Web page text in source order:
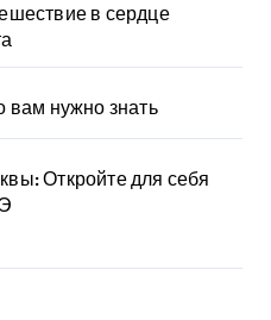
в сердце
вам нужно знать
Откройте для себя